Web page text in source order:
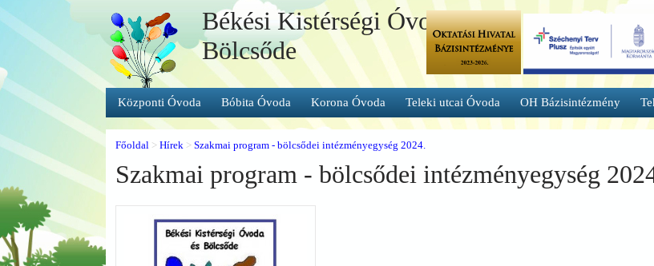
Békési Kistérségi Óvoda és
Bölcsőde
Központi Óvoda Bóbita Óvoda Korona Óvoda Teleki utcai Óvoda OH Bázisintézmény
Főoldal > Hírek > Szakmai program - bölcsődei intézményegység 2024.
Szakmai program - bölcsődei intézményegység